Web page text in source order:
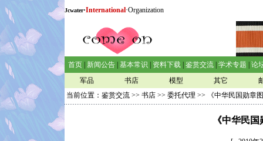
Jcwater·International·Organization
首页 新闻公告 基本常识 资料下载 鉴赏交流 学术专题
论
军品
书店 模型 其它
当前位置： 鉴赏交流 >> 书店 >> 委托代理 >> 《中华民国勋章
《中华民